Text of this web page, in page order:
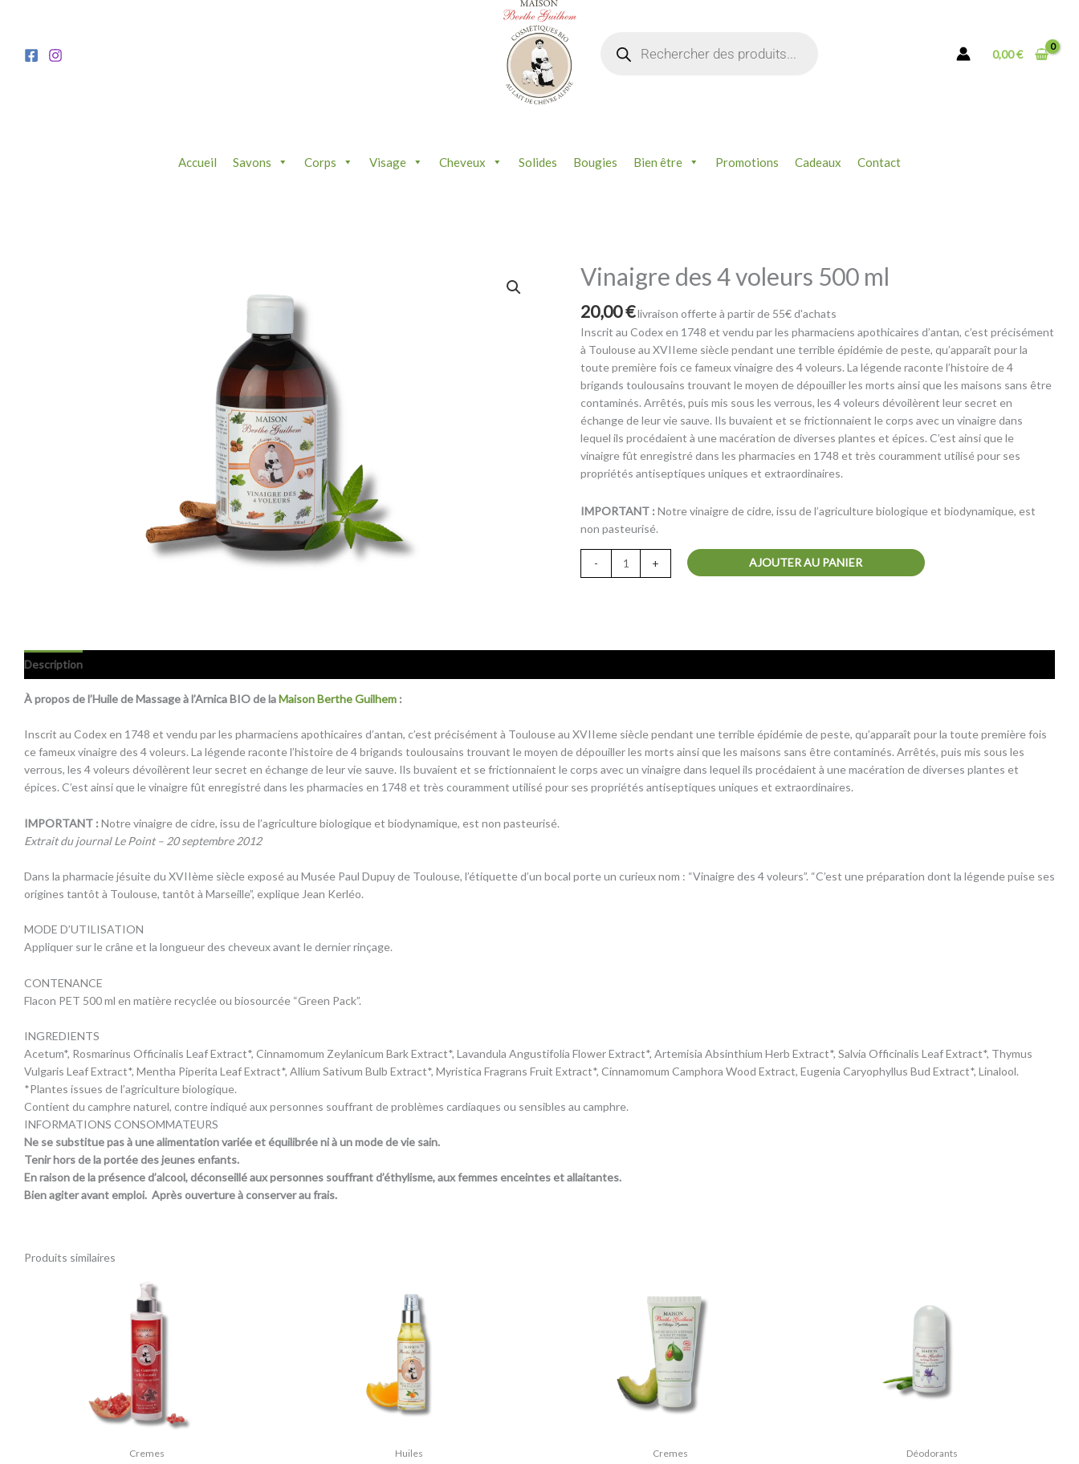
produits
0,00€
Accueil Savons Corps Visage Cheveux Solides Bougies Bien être Promotions Cadeaux Contact
Vinaigre des 4 voleurs 500 ml
20,00€livraison offerte à partir de 55€ d'achats
Inscrit au Codex en 1748 et vendu par les pharmaciens apothicaires d’antan, c’est précisément
à Toulouse au XVIIeme siècle pendant une terrible épidémie de peste, qu’apparaît pour la
toute première fois ce fameux vinaigre des 4 voleurs. La légende raconte l’histoire de 4
brigands toulousains trouvant le moyen de dépouiller les morts ainsi que les maisons sans être
contaminés. Arrêtés, puis mis sous les verrous, les 4 voleurs dévoilèrent leur secret en
échange de leur vie sauve. Ils buvaient et se frictionnaient le corps avec un vinaigre dans
lequel ils procédaient à une macération de diverses plantes et épices. C’est ainsi que le
vinaigre fût enregistré dans les pharmacies en 1748 et très couramment utilisé pour ses
propriétés antiseptiques uniques et extraordinaires.
IMPORTANT : Notre vinaigre de cidre, issu de l’agriculture biologique et biodynamique, est
non pasteurisé.
-
quantité
de
Vinaigre
des
4
voleurs
500
ml
+ AJOUTER AU PANIER
Description
À propos de l’Huile de Massage à l’Arnica BIO de laMaison Berthe Guilhem :
Inscrit au Codex en 1748 et vendu par les pharmaciens apothicaires d’antan, c’est précisément à Toulouse au XVIIeme siècle pendant une terrible épidémie de peste, qu’apparaît pour la toute première fois
ce fameux vinaigre des 4 voleurs. La légende raconte l’histoire de 4 brigands toulousains trouvant le moyen de dépouiller les morts ainsi que les maisons sans être contaminés. Arrêtés, puis mis sous les
verrous, les 4 voleurs dévoilèrent leur secret en échange de leur vie sauve. Ils buvaient et se frictionnaient le corps avec un vinaigre dans lequel ils procédaient à une macération de diverses plantes et
épices. C’est ainsi que le vinaigre fût enregistré dans les pharmacies en 1748 et très couramment utilisé pour ses propriétés antiseptiques uniques et extraordinaires.
IMPORTANT : Notre vinaigre de cidre, issu de l’agriculture biologique et biodynamique, est non pasteurisé.
Extrait du journal Le Point – 20 septembre 2012
Dans la pharmacie jésuite du XVIIème siècle exposé au Musée Paul Dupuy de Toulouse, l’étiquette d’un bocal porte un curieux nom : “Vinaigre des 4 voleurs”. “C’est une préparation dont la légende puise ses
origines tantôt à Toulouse, tantôt à Marseille”, explique Jean Kerléo.
MODE D’UTILISATION
Appliquer sur le crâne et la longueur des cheveux avant le dernier rinçage.
CONTENANCE
Flacon PET 500 ml en matière recyclée ou biosourcée “Green Pack”.
INGREDIENTS
Acetum*, Rosmarinus Officinalis Leaf Extract*, Cinnamomum Zeylanicum Bark Extract*, Lavandula Angustifolia Flower Extract*, Artemisia Absinthium Herb Extract*, Salvia Officinalis Leaf Extract*, Thymus
Vulgaris Leaf Extract*, Mentha Piperita Leaf Extract*, Allium Sativum Bulb Extract*, Myristica Fragrans Fruit Extract*, Cinnamomum Camphora Wood Extract, Eugenia Caryophyllus Bud Extract*, Linalool.
*Plantes issues de l’agriculture biologique.
Contient du camphre naturel, contre indiqué aux personnes souffrant de problèmes cardiaques ou sensibles au camphre.
INFORMATIONS CONSOMMATEURS
Ne se substitue pas à une alimentation variée et équilibrée ni à un mode de vie sain.
Tenir hors de la portée des jeunes enfants.
En raison de la présence d’alcool, déconseillé aux personnes souffrant d’éthylisme, aux femmes enceintes et allaitantes.
Bien agiter avant emploi. Après ouverture à conserver au frais.
Produits similaires
Cremes Huiles Cremes Déodorants
500